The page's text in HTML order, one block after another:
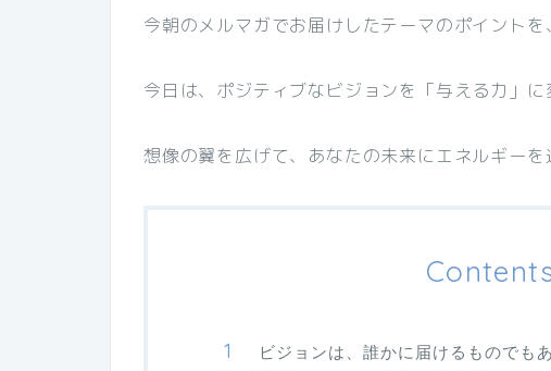
今朝のメルマガでお届けしたテーマのポイント
今日は、ポジティブなビジョンを「与える力」
想像の翼を広げて、あなたの未来にエネルギー
ビジョンは、誰かに届けるものでも